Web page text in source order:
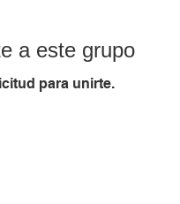
a este grupo
para unirte.